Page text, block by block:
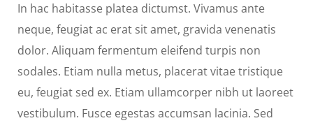
In hac habitasse platea dictumst. Vivamus ante
neque, feugiat ac erat sit amet, gravida venenatis
dolor. Aliquam fermentum eleifend turpis non
sodales. Etiam nulla metus, placerat vitae tristique
eu, feugiat sed ex. Etiam ullamcorper nibh ut laoreet
vestibulum. Fusce egestas accumsan lacinia. Sed